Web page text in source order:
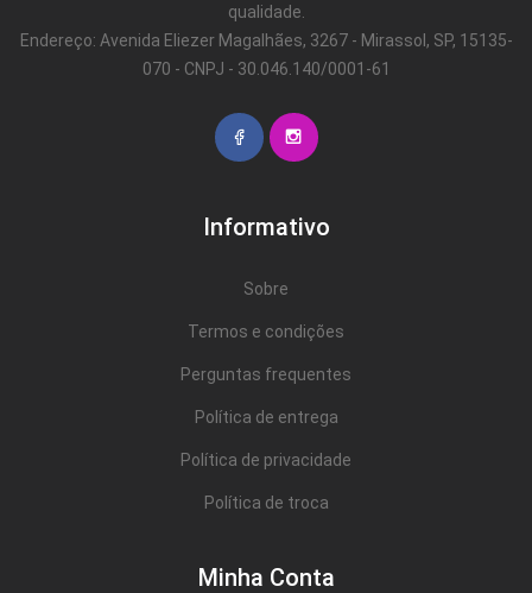
qualidade.
Endereço: Avenida Eliezer Magalhães, 3267 - Mirassol, SP, 15135-
070 - CNPJ - 30.046.140/0001-61
Informativo
Sobre
Termos e condições
Perguntas frequentes
Política de entrega
Política de privacidade
Política de troca
Minha Conta